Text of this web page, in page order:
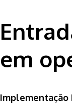
em
Implementação